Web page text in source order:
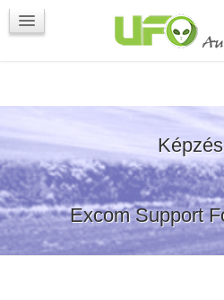
Programok
Excom Support